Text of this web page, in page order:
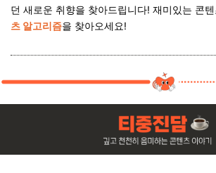
던 새로운 취향을 찾아드립니다! 재미있는 콘
츠 알고리즘을 찾아오세요!